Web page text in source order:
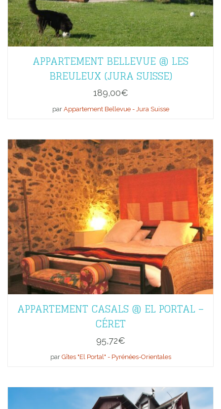
APPARTEMENT BELLEVUE @ LES
BREULEUX (JURA SUISSE)
189,00€
par Appartement Bellevue - Jura Suisse
APPARTEMENT CASALS @ EL PORTAL –
CÉRET
95,72€
par Gîtes "El Portal" - Pyrénées-Orientales